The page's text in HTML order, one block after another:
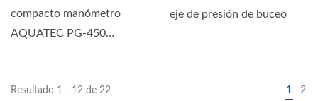
compacto manómetro
AQUATEC PG-450
eje de presión de buceo
Resultado 1 - 12 de 22 1 2